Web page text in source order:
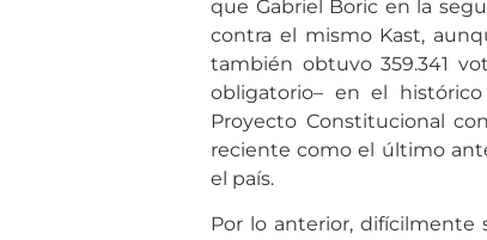
que Gabriel Boric en la
contra el mismo Kast,
también obtuvo 359.341
obligatorio– en el
Proyecto Constitucional
reciente como el último
el país.
Por lo anterior, difícilmente